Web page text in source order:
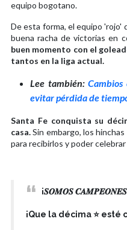
equipo bogotano.
De esta forma, el equipo 'rojo'
buena racha de victorias en
buen momento con el
tantos en la liga actual.
Lee también:
evitar pérdida de
Santa Fe conquista su
casa.Sin embargo, los
para recibirlos y poder
¡𝑺𝑶𝑴𝑶𝑺
¡Que la décima ⭐️ esté